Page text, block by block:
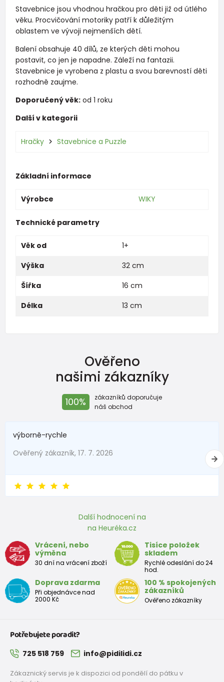
Stavebnice jsou vhodnou hračkou pro děti již od útlého
věku. Procvičování motoriky patří k důležitým
oblastem ve vývoji nejmenších dětí.
Balení obsahuje 40 dílů, ze kterých děti mohou
postavit, co jen je napadne. Záleží na fantazii.
Stavebnice je vyrobena z plastu a svou barevností děti
rozhodně zaujme.
Doporučený věk:od 1 roku
Další v kategorii
Hračky Stavebnice a Puzzle
Základní informace
Výrobce WIKY
Technické parametry
Věk od
1+
Výška
32 cm
Šířka
16 cm
Délka
13 cm
Ověřeno
našimi zákazníky
100%
zákazníků doporučuje
náš obchod
výborně-rychle
Ověřený zákazník, 17. 7. 2026
Další hodnocení na
na Heuréka.cz
Vrácení, nebo
výměna
30 dní na vrácení zboží
Tisíce položek
skladem
Rychlé odeslání do 24
hod.
Doprava zdarma
Při objednávce nad
2000 Kč
100 % spokojených
zákazníků
Ověřeno zákazníky
Potřebujete poradit?
725 518 759 info@pidilidi.cz
Zákaznický servis je k dispozici od pondělí do pátku v